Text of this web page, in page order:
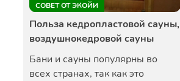
СОВЕТ ОТ ЭКОЙИ
Польза кедропластовой сауны,
воздушнокедровой сауны
Бани и сауны популярны во
всех странах, так как это